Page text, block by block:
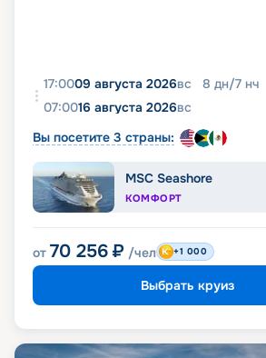
17:0009 августа 2026вс 8 дн/7 нч
07:0016 августа 2026вс
Вы посетите 3 страны:
MSC Seashore
КОМФОРТ
от 70 256 ₽ /чел +1 000
Выбрать круиз